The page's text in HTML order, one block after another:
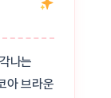
나는
아 브라운